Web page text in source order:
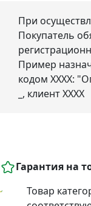
При
Покупатель
Пример
кодом ХХХХ:
_, клиент ХХХХ
Гарантия на
Товар